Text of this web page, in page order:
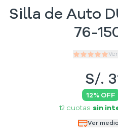
Silla de Auto
76-
Ver
S/.
12% OFF
12 cuotas sin
Ver